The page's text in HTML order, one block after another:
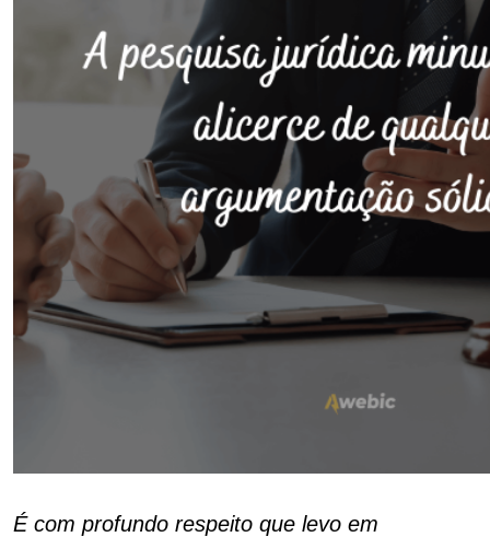
É com profundo respeito que levo em